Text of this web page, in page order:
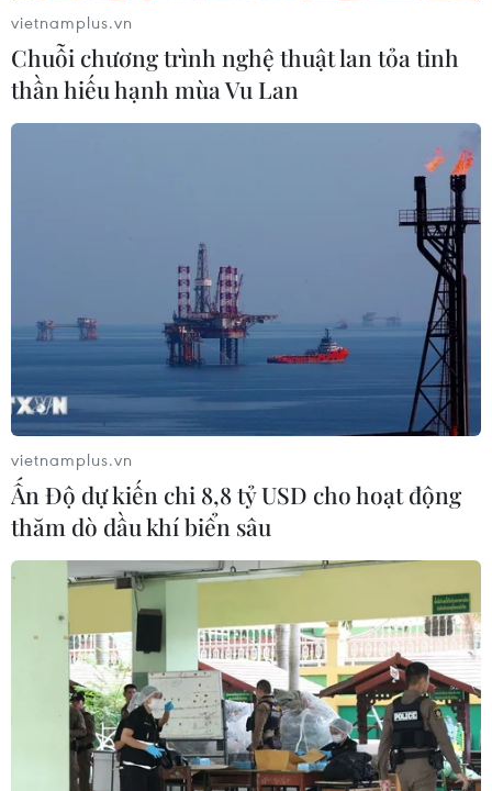
Áp dụng thủ tục rút gọn, nhanh chóng xét
xử đối tượng đua xe trái phép
06/04/2021 05:19
Lãnh đạo Bộ vừa yêu cầu Công an các địa phương tiếp
tục thực hiện nghiêm túc các nội dung chỉ đạo của Bộ
Công an về phòng, chống đua xe trái phép.
vietnamplus.vn
Chuỗi chương trình nghệ thuật lan tỏa tinh
thần hiếu hạnh mùa Vu Lan
vietnamplus.vn
Ấn Độ dự kiến chi 8,8 tỷ USD cho hoạt động
thăm dò dầu khí biển sâu